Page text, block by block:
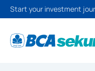
Start your investment